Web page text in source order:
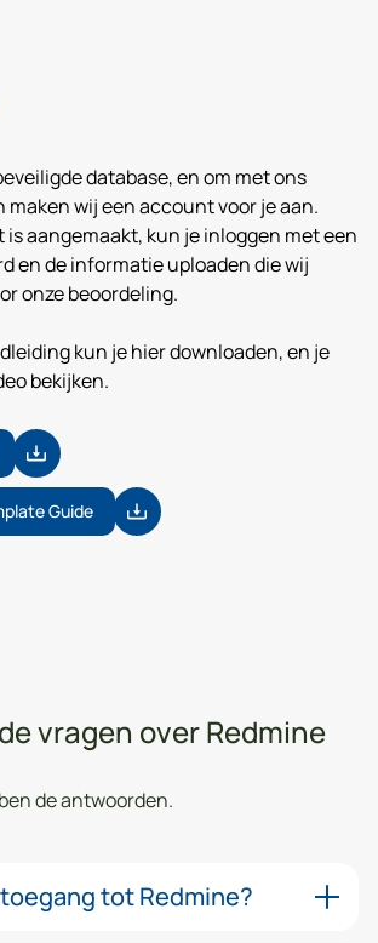
database, en om met ons
maken wij een account voor je aan.
is aangemaakt, kun je inloggen met een
en de informatie uploaden die wij
onze beoordeling.
kun je hier downloaden, en je
bekijken.
Guide
vragen over Redmine
de antwoorden.
tot Redmine?